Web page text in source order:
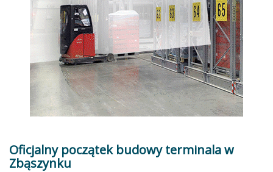
Oficjalny początek budowy terminala w
Zbąszynku